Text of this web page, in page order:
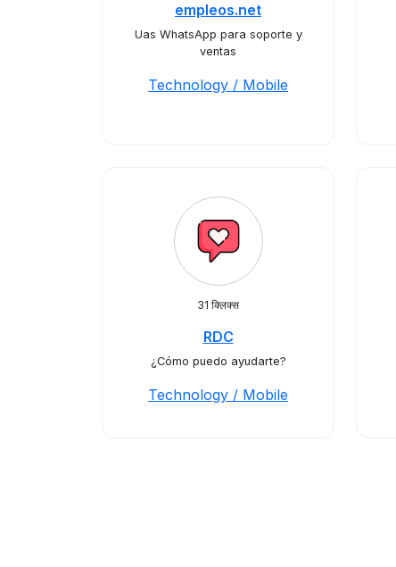
empleos.net
Uas WhatsApp para soporte y
ventas
Technology / Mobile
31 क्लिक्स
RDC
¿Cómo puedo ayudarte?
Technology / Mobile